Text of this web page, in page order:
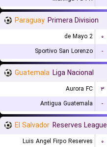
Paraguay Primera Division
2 de Mayo ۰
Sportivo San Lorenzo
-
Guatemala Liga Nacional
Aurora FC ۳
Antigua Guatemala
-
El Salvador Reserves League
Luis Angel Firpo Reserves ۰